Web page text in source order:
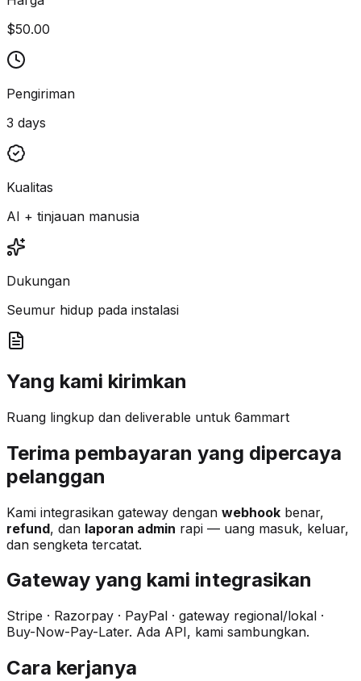
$50.00
Pengiriman
3 days
Kualitas
AI + tinjauan manusia
Dukungan
Seumur hidup pada instalasi
Yang kami kirimkan
Ruang lingkup dan deliverable untuk 6ammart
Terima pembayaran yang dipercaya
pelanggan
Kami integrasikan gateway dengan webhook benar,
refund, dan laporan admin rapi — uang masuk, keluar,
dan sengketa tercatat.
Gateway yang kami integrasikan
Stripe · Razorpay · PayPal · gateway regional/lokal ·
Buy-Now-Pay-Later. Ada API, kami sambungkan.
Cara kerjanya